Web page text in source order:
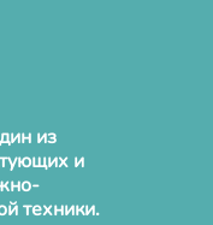
из
и
техники.